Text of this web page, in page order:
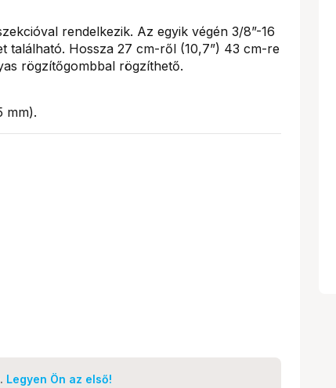
rendelkezik. Az egyik végén 3/8”-16
található. Hossza 27 cm-ről (10,7”) 43 cm-re
rögzítőgombbal rögzíthető.
mm).
Legyen Ön az első!